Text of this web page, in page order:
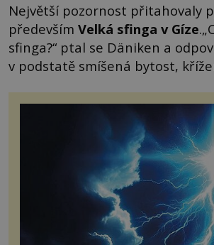
Největší pozornost přitahovaly
především Velká sfinga v Gíze
sfinga?“ ptal se Däniken a
v podstatě smíšená bytost,